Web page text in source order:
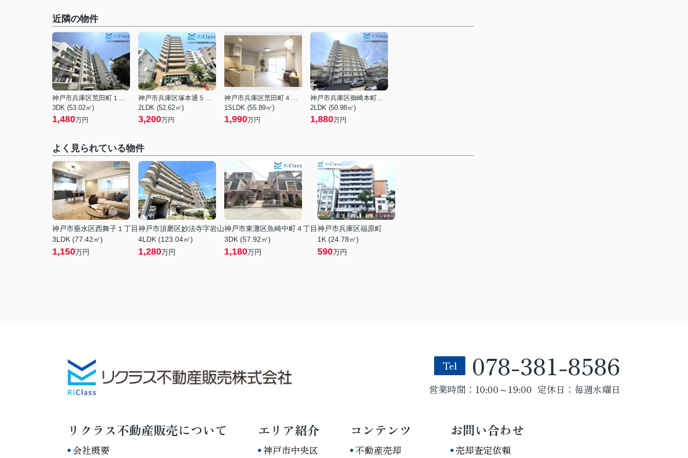
近隣の物件
神戸市兵庫区荒田町１丁目
3DK (53.02㎡)
1,480万円
神戸市兵庫区塚本通５丁目
2LDK (52.62㎡)
3,200万円
神戸市兵庫区荒田町４丁目
1SLDK (55.89㎡)
1,990万円
神戸市兵庫区御崎本町２丁目
2LDK (50.98㎡)
1,880万円
よく見られている物件
神戸市垂水区西舞子１丁目
3LDK (77.42㎡)
1,150万円
神戸市須磨区妙法寺字岩山
4LDK (123.04㎡)
1,280万円
神戸市東灘区魚崎中町４丁目
3DK (57.92㎡)
1,180万円
神戸市兵庫区福原町
1K (24.78㎡)
590万円
Tel 078-381-8586
営業時間：10:00～19:00 定休日：毎週水曜日
リクラス不動産販売について
会社概要
エリア紹介
神戸市中央区
コンテンツ
不動産売却
お問い合わせ
売却査定依頼